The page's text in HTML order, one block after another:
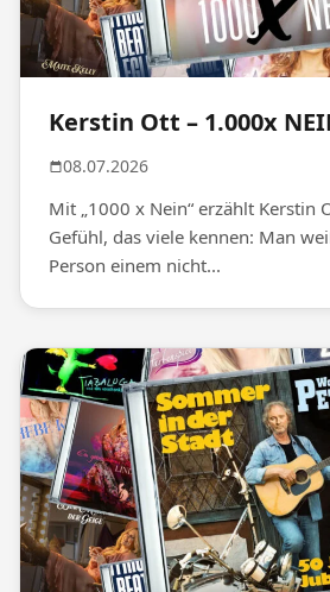
Kerstin Ott – 1.000x
08.07.2026
Mit „1000 x Nein“ erzählt Kerstin
Gefühl, das viele kennen: Man
Person einem nicht...